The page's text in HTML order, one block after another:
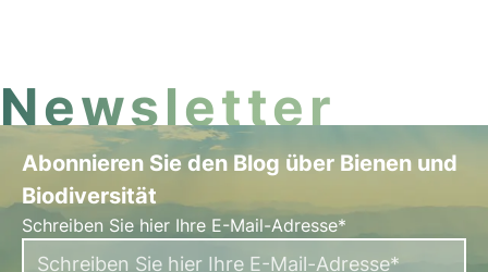
Newsletter
Abonnieren Sie den Blog über Bienen und
Biodiversität
Schreiben Sie hier Ihre E-Mail-Adresse*